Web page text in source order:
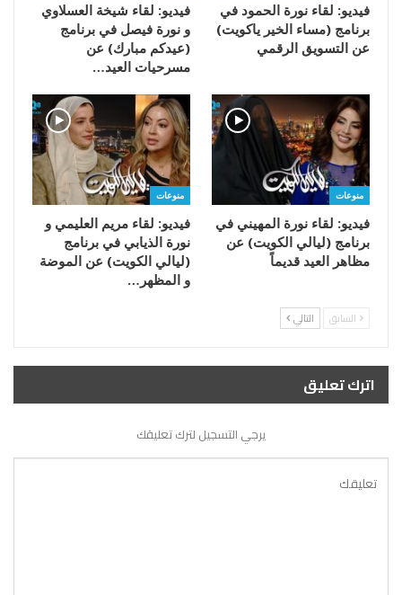
فيديو: لقاء نورة الحمود في
برنامج (مساء الخير ياكويت)
عن التسويق الرقمي
فيديو: لقاء شيخة العسلاوي
و نورة فيصل في برنامج
(عيدكم مبارك) عن
مسرحيات العيد…
منوعات
فيديو: لقاء نورة المهيني في
برنامج (ليالي الكويت) عن
مظاهر العيد قديماً
منوعات
فيديو: لقاء مريم العليمي و
نورة الذيابي في برنامج
(ليالي الكويت) عن الموضة
و المظهر…
السابق التالي
اترك تعليق
يرجي التسجيل لترك تعليقك